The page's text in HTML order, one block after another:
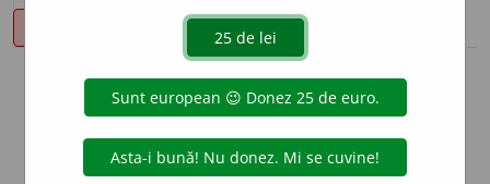
info
Aceste definiții sunt compilate de
echipa dexonline. Definițiile
originale se află pe filadefiniții.
Puteți reordona filele pe pagina de